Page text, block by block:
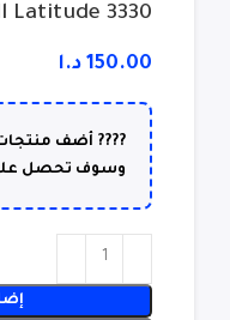
Latitude 3330
د.ا
???? أضف
وسوف تحصل